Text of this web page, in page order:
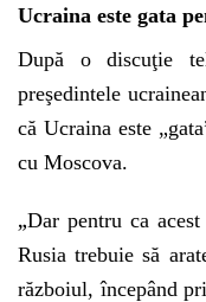
Ucraina este gata
După o discuţie
preşedintele
că Ucraina este
cu Moscova.
„Dar pentru ca
Rusia trebuie să
războiul, începând